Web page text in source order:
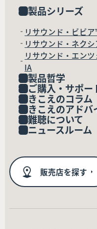
製品シリーズ
リサウンド・ビビ
リサウンド・ネク
リサウンド・エン
IA
製品哲学
ご購入・サポー
きこえのコラム
きこえのアドバ
難聴について
ニュースルーム
販売店を探す